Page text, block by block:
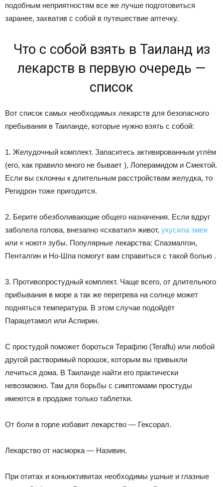
подобным неприятностям все же лучше подготовиться
заранее, захватив с собой в путешествие аптечку.
Что с собой взять в Таиланд из
лекарств в первую очередь —
список
Вот список самых необходимых лекарств для безопасного
пребывания в Таиланде, которые нужно взять с собой:
1. Желудочный комплект. Запаситесь активированным углём
(его, как правило много не бывает ), Лоперамидом и Смектой.
Если вы склонны к длительным расстройствам желудка, то
Регидрон тоже пригодится.
2. Берите обезболивающие общего назначения. Если вдруг
заболела голова, внезапно «схватил» живот, укусила змея
или « ноют» зубы. Популярные лекарства: Спазмалгон,
Пенталгин и Но-Шпа помогут вам справиться с такой болью .
3. Противопростудный комплект. Чаще всего, от длительного
прибывания в море а так же перегрева на солнце может
подняться температура. В этом случае подойдёт
Парацетамол или Аспирин.
С простудой поможет бороться Терафлю (Teraflu) или любой
другой растворимый порошок, которым вы привыкли
лечиться дома. В Таиланде найти его практически
невозможно. Там для борьбы с симптомами простуды
имеются в продаже только таблетки.
От боли в горле избавит лекарство — Гексорал.
Лекарство от насморка — Називин.
При отитах и коньюктивитах необходимы ушные и глазные